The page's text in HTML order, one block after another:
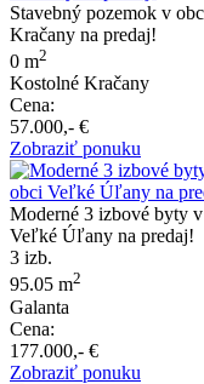
Stavebný pozemok v
Kračany na predaj!
0 m2
Kostolné Kračany
Cena:
57.000,- €
Zobraziť ponuku
Moderné 3 izbové byty
Veľké Úľany na predaj!
3 izb.
95.05 m2
Galanta
Cena:
177.000,- €
Zobraziť ponuku